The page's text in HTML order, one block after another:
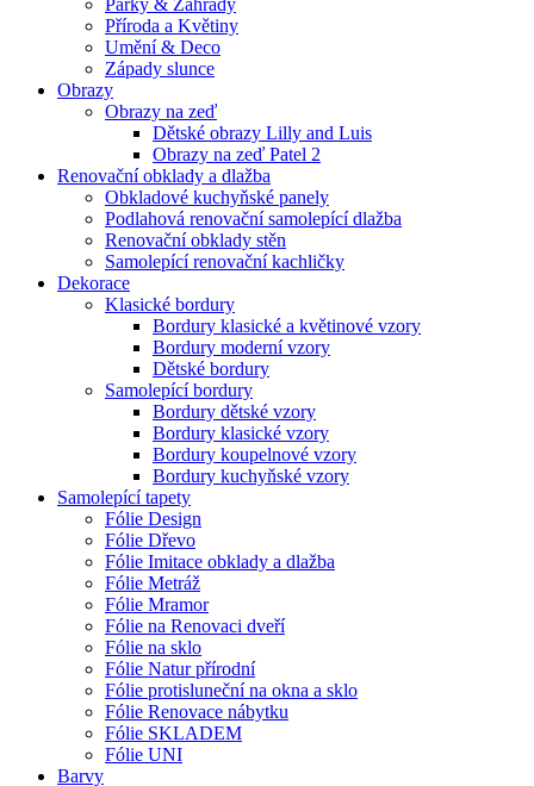
Příroda a Květiny
Umění & Deco
Západy slunce
Obrazy
Obrazy na zeď
Dětské obrazy Lilly and Luis
Obrazy na zeď Patel 2
Renovační obklady a dlažba
Obkladové kuchyňské panely
Podlahová renovační samolepící dlažba
Renovační obklady stěn
Samolepící renovační kachličky
Dekorace
Klasické bordury
Bordury klasické a květinové vzory
Bordury moderní vzory
Dětské bordury
Samolepící bordury
Bordury dětské vzory
Bordury klasické vzory
Bordury koupelnové vzory
Bordury kuchyňské vzory
Samolepící tapety
Fólie Design
Fólie Dřevo
Fólie Imitace obklady a dlažba
Fólie Metráž
Fólie Mramor
Fólie na Renovaci dveří
Fólie na sklo
Fólie Natur přírodní
Fólie protisluneční na okna a sklo
Fólie Renovace nábytku
Fólie SKLADEM
Fólie UNI
Barvy